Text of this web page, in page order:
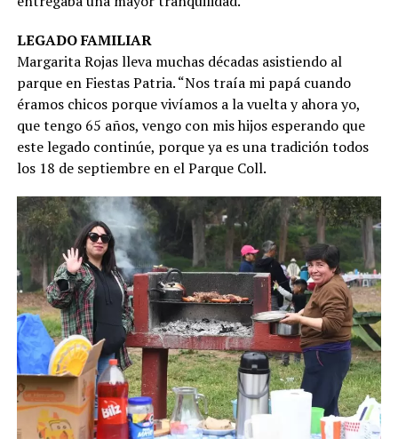
LEGADO FAMILIAR
Margarita Rojas lleva muchas décadas asistiendo al
parque en Fiestas Patria. “Nos traía mi papá cuando
éramos chicos porque vivíamos a la vuelta y ahora yo,
que tengo 65 años, vengo con mis hijos esperando que
este legado continúe, porque ya es una tradición todos
los 18 de septiembre en el Parque Coll.